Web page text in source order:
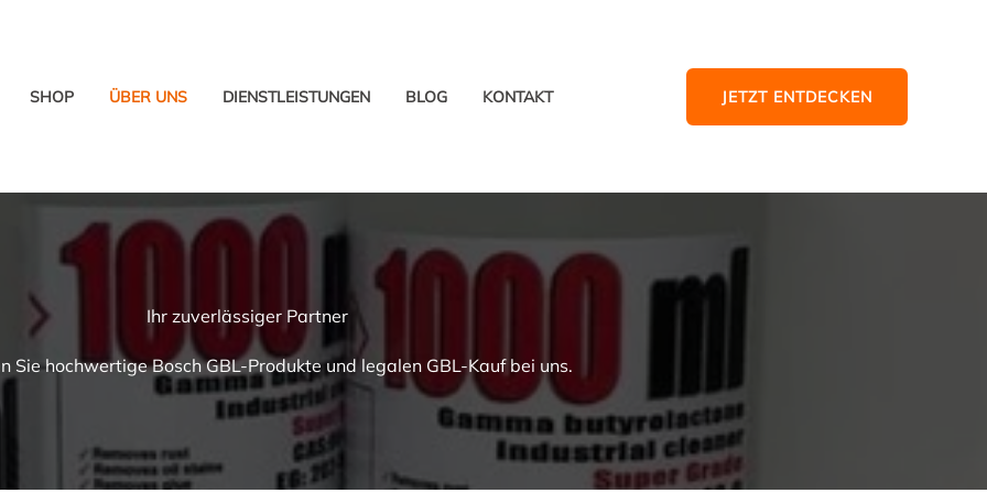
SHOP ÜBER UNS DIENSTLEISTUNGEN BLOG KONTAKT JETZT ENTDECKEN
Ihr zuverlässiger Partner
Sie hochwertige Bosch GBL-Produkte und legalen GBL-Kauf bei uns.